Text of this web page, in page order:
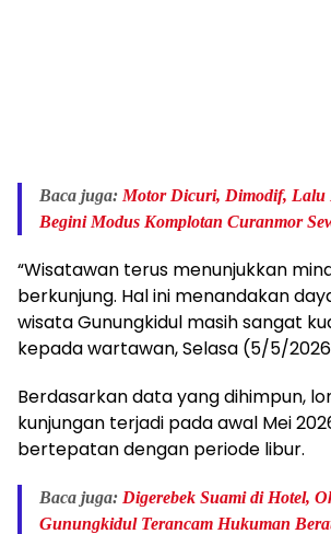
Baca juga: Motor Dicuri, Dimodif,
Begini Modus Komplotan Curanmor
“Wisatawan terus menunjukkan
berkunjung. Hal ini menandakan
wisata Gunungkidul masih sangat
kepada wartawan, Selasa (5/5/
Berdasarkan data yang dihimpun,
kunjungan terjadi pada awal Mei
bertepatan dengan periode libur.
Baca juga: Digerebek Suami di Hotel,
Gunungkidul Terancam Hukuman